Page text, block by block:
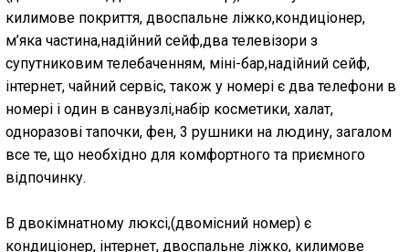
килимове покриття, двоспальне ліжко,кондиціонер,
м’яка частина,надійний сейф,два телевізори з
супутниковим телебаченням, міні-бар,надійний сейф,
інтернет, чайний сервіс, також у номері є два телефони в
номері і один в санвузлі,набір косметики, халат,
одноразові тапочки, фен, 3 рушники на людину, загалом
все те, що необхідно для комфортного та приємного
відпочинку.
В двокімнатному люксі,(двомісний номер) є
кондиціонер, інтернет, двоспальне ліжко, килимове